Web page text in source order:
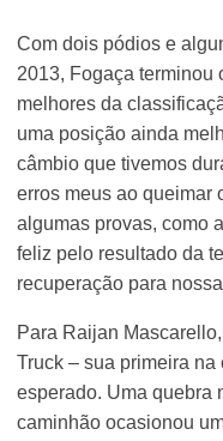
Com dois pódios e
2013, Fogaça terminou
melhores da
uma posição ainda
câmbio que tivemos
erros meus ao queimar
algumas provas, como
feliz pelo resultado da
recuperação para
Para Raijan
Truck – sua primeira
esperado. Uma quebra
caminhão ocasionou